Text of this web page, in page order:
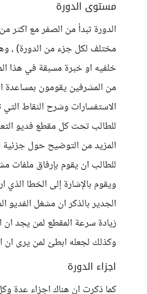
مستوى الدورة
الدورة تبدأ من الصفر مع
مختلف لكل جزء من الدورة) ،
خلفيه او خبرة مسبقة في هذا
من المشرفين يقومون بمساعدة
الاستفسارات وشرح النقاط
للطالب تحت كل مقطع فديو
المزيد من التوضيح حول
للطالب ان يقوم بإرفاق ملفات
ويقوم بالإشارة إلى الخطا
الجدير بالذكر ان مشغل
زيادة سرعة المقطع لمن يجد ان
وكذلك لجعله ابطئ لمن يرى ان
اجزاء الدورة
كما ذكرت ان هناك اجزاء عدة